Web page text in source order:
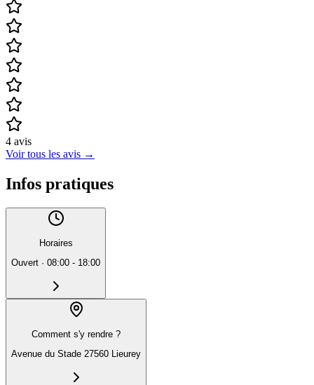
4 avis
Voir tous les avis →
Infos pratiques
Horaires
Ouvert · 08:00 - 18:00
Comment s'y rendre ?
Avenue du Stade 27560 Lieurey